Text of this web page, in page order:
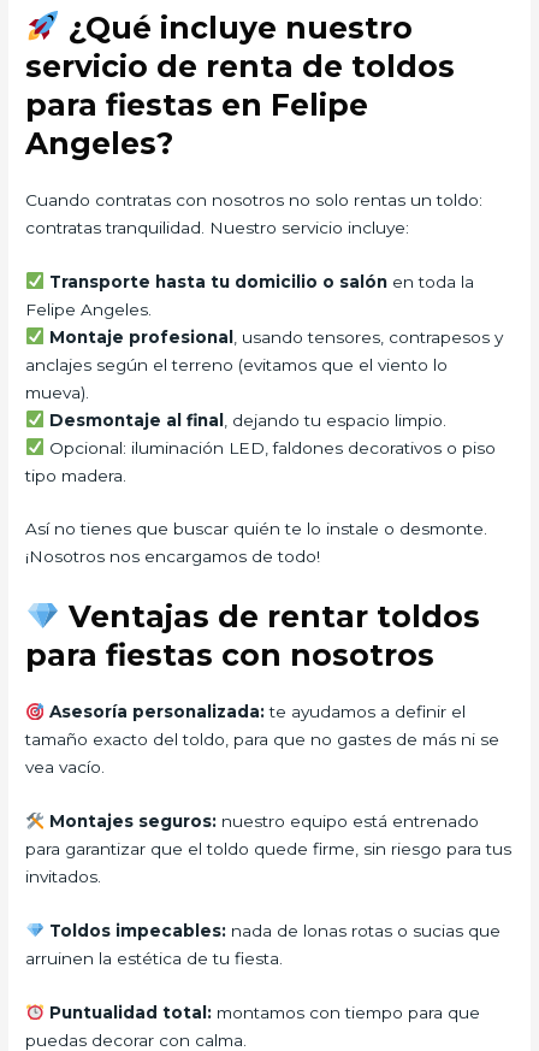
¿Qué incluye nuestro
servicio de renta de toldos
para fiestas en Felipe
Angeles?
Cuando contratas con nosotros no solo rentas un toldo:
contratas tranquilidad. Nuestro servicio incluye:
Transporte hasta tu domicilio o salónen toda la
Felipe Angeles.
Montaje profesional, usando tensores, contrapesos y
anclajes según el terreno (evitamos que el viento lo
mueva).
Desmontaje al final, dejando tu espacio limpio.
Opcional: iluminación LED, faldones decorativos o piso
tipo madera.
Así no tienes que buscar quién te lo instale o desmonte.
¡Nosotros nos encargamos de todo!
Ventajas de rentar toldos
para fiestas con nosotros
Asesoría personalizada:te ayudamos a definir el
tamaño exacto del toldo, para que no gastes de más ni se
vea vacío.
Montajes seguros:nuestro equipo está entrenado
para garantizar que el toldo quede firme, sin riesgo para tus
invitados.
Toldos impecables:nada de lonas rotas o sucias que
arruinen la estética de tu fiesta.
Puntualidad total:montamos con tiempo para que
puedas decorar con calma.